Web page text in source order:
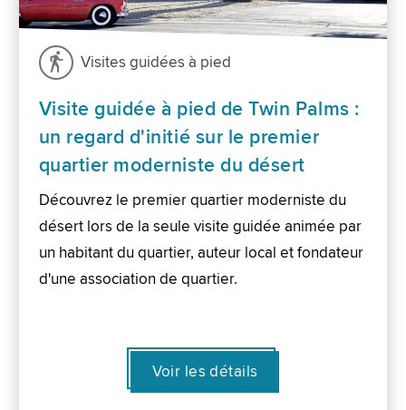
Visites guidées à pied
Visite guidée à pied de Twin Palms :
un regard d'initié sur le premier
quartier moderniste du désert
Découvrez le premier quartier moderniste du
désert lors de la seule visite guidée animée par
un habitant du quartier, auteur local et fondateur
d'une association de quartier.
Voir les détails